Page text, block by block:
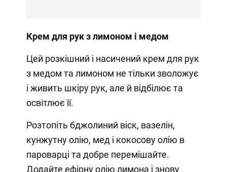
Крем для рук з лимоном і медом
Цей розкішний і насичений крем для рук
з медом та лимоном не тільки зволожує
і живить шкіру рук, але й відбілює та
освітлює її.
Розтопіть бджолиний віск, вазелін,
кунжутну олію, мед і кокосову олію в
пароварці та добре перемішайте.
Додайте ефірну олію лимона і знову